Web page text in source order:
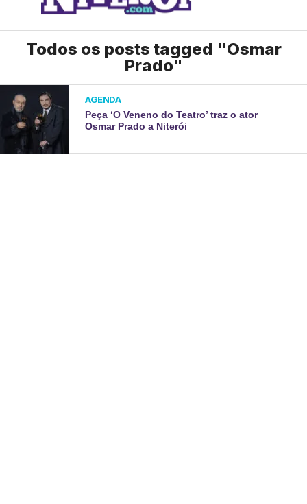
Todos os posts tagged "Osmar
Prado"
AGENDA
Peça ‘O Veneno do Teatro’ traz o ator
Osmar Prado a Niterói